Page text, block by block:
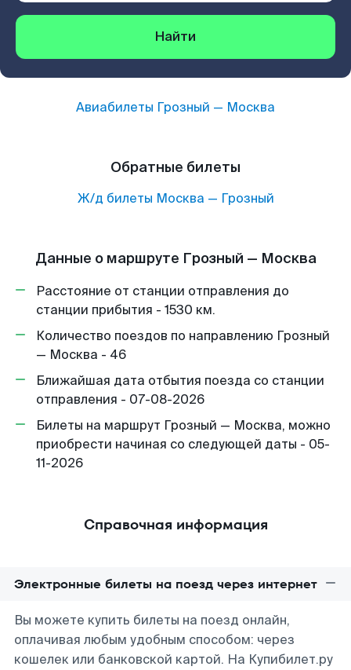
Найти
Авиабилеты Грозный — Москва
Обратные билеты
Ж/д билеты Москва — Грозный
Данные о маршруте Грозный — Москва
Расстояние от станции отправления до
станции прибытия - 1530 км.
Количество поездов по направлению Грозный
— Москва - 46
Ближайшая дата отбытия поезда со станции
отправления - 07-08-2026
Билеты на маршрут Грозный — Москва, можно
приобрести начиная со следующей даты - 05-
11-2026
Справочная информация
Электронные билеты на поезд через интернет
Вы можете купить билеты на поезд онлайн,
оплачивая любым удобным способом: через
кошелек или банковской картой. На Купибилет.ру